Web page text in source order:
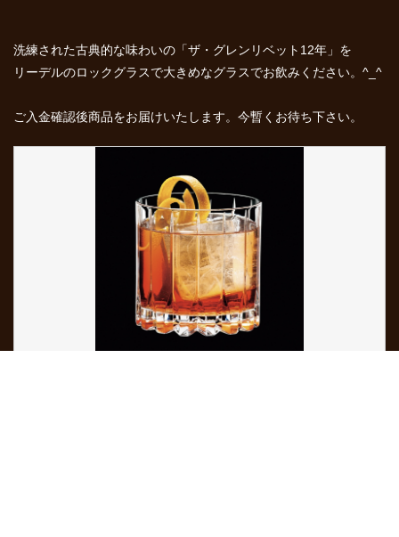
洗練された古典的な味わいの「ザ・グレンリベット12年」を
リーデルのロックグラスで大きめなグラスでお飲みください。^_^
ご入金確認後商品をお届けいたします。今暫くお待ち下さい。